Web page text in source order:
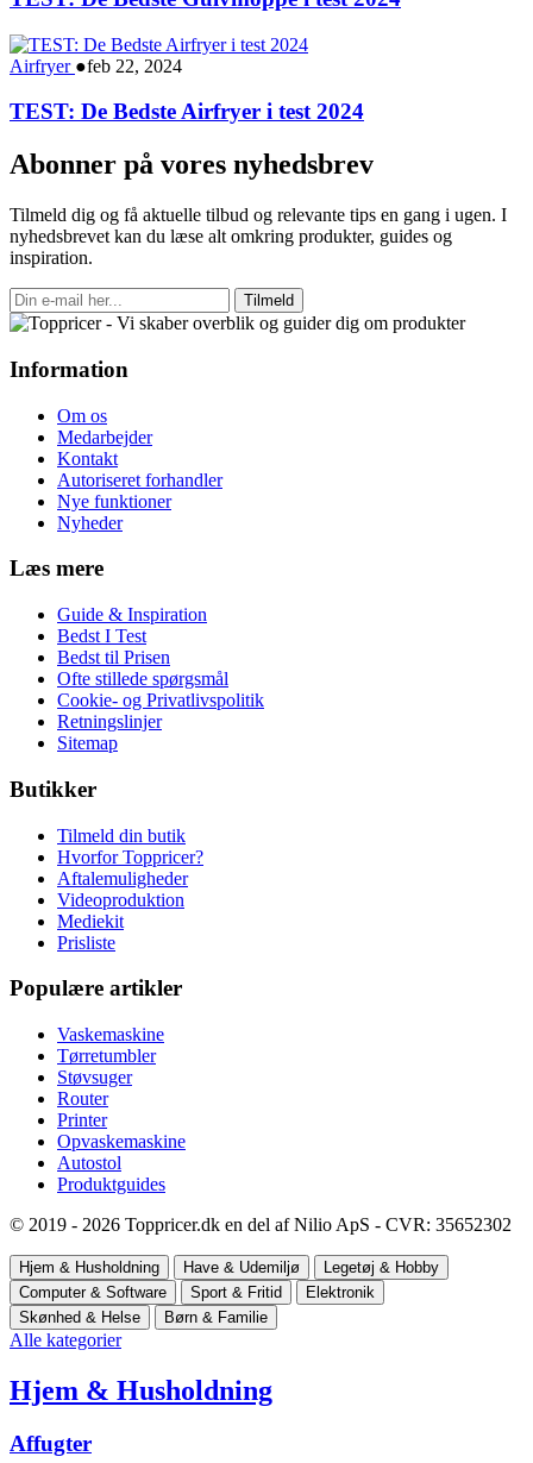
Airfryer ●feb 22, 2024
TEST: De Bedste Airfryer i test 2024
Abonner på vores nyhedsbrev
Tilmeld dig og få aktuelle tilbud og relevante tips en gang i ugen. I
nyhedsbrevet kan du læse alt omkring produkter, guides og
inspiration.
Tilmeld
Information
Om os
Medarbejder
Kontakt
Autoriseret forhandler
Nye funktioner
Nyheder
Læs mere
Guide & Inspiration
Bedst I Test
Bedst til Prisen
Ofte stillede spørgsmål
Cookie- og Privatlivspolitik
Retningslinjer
Sitemap
Butikker
Tilmeld din butik
Hvorfor Toppricer?
Aftalemuligheder
Videoproduktion
Mediekit
Prisliste
Populære artikler
Vaskemaskine
Tørretumbler
Støvsuger
Router
Printer
Opvaskemaskine
Autostol
Produktguides
© 2019 - 2026 Toppricer.dk en del af Nilio ApS - CVR: 35652302
Hjem & Husholdning Have & Udemiljø
Legetøj & Hobby
Computer & Software
Sport & Fritid
Elektronik
Skønhed & Helse
Børn & Familie
Alle kategorier
Hjem & Husholdning
Affugter